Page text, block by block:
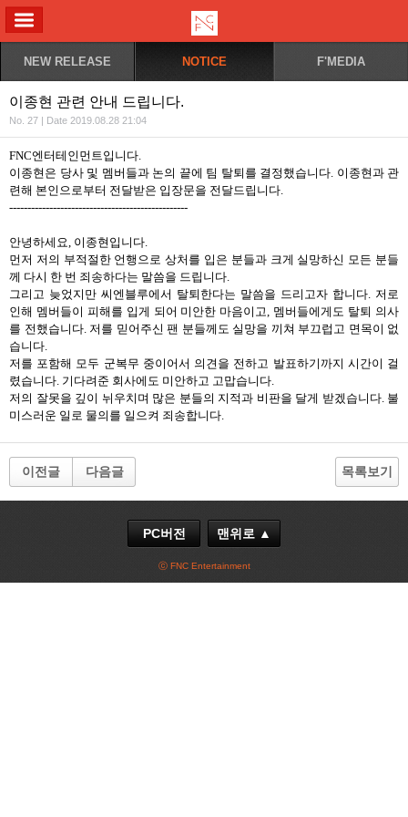
NEW RELEASE NOTICE F'MEDIA
이종현 관련 안내 드립니다.
No. 27 | Date 2019.08.28 21:04
FNC엔터테인먼트입니다.
이종현은 당사 및 멤버들과 논의 끝에 팀 탈퇴를 결정했습니다. 이종현과 관
련해 본인으로부터 전달받은 입장문을 전달드립니다.
-------------------------------------------------
안녕하세요, 이종현입니다.
먼저 저의 부적절한 언행으로 상처를 입은 분들과 크게 실망하신 모든 분들
께 다시 한 번 죄송하다는 말씀을 드립니다.
그리고 늦었지만 씨엔블루에서 탈퇴한다는 말씀을 드리고자 합니다. 저로
인해 멤버들이 피해를 입게 되어 미안한 마음이고, 멤버들에게도 탈퇴 의사
를 전했습니다. 저를 믿어주신 팬 분들께도 실망을 끼쳐 부끄럽고 면목이 없
습니다.
저를 포함해 모두 군복무 중이어서 의견을 전하고 발표하기까지 시간이 걸
렸습니다. 기다려준 회사에도 미안하고 고맙습니다.
저의 잘못을 깊이 뉘우치며 많은 분들의 지적과 비판을 달게 받겠습니다. 불
미스러운 일로 물의를 일으켜 죄송합니다.
이전글 다음글 목록보기
PC버전 맨위로 ▲
ⓒ FNC Entertainment